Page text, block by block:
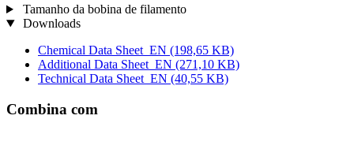
Tamanho da bobina de filamento
Downloads
Chemical Data Sheet_EN (198,65 KB)
Additional Data Sheet_EN (271,10 KB)
Technical Data Sheet_EN (40,55 KB)
Combina com